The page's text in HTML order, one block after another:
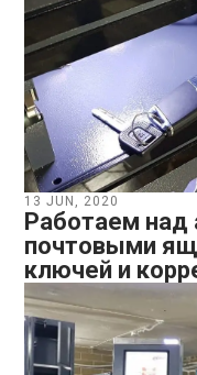
13 JUN, 2020
Работаем над
почтовыми
ключей и